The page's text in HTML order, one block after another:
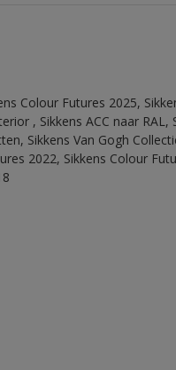
Colour Futures 2025,
, Sikkens ACC naar RAL,
Sikkens Van Gogh
2022, Sikkens Colour